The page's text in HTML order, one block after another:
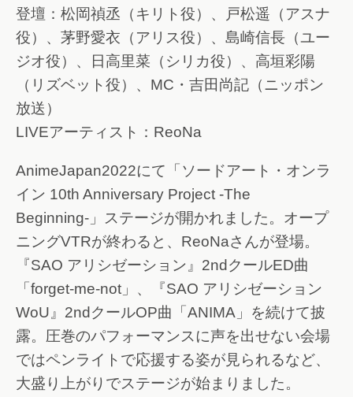
登壇：松岡禎丞（キリト役）、戸松遥（アスナ
役）、茅野愛衣（アリス役）、島崎信長（ユー
ジオ役）、日高里菜（シリカ役）、高垣彩陽
（リズベット役）、MC・吉田尚記（ニッポン
放送）
LIVEアーティスト：ReoNa
AnimeJapan2022にて「ソードアート・オンラ
イン 10th Anniversary Project -The
Beginning-」ステージが開かれました。オープ
ニングVTRが終わると、ReoNaさんが登場。
『SAO アリシゼーション』2ndクールED曲
「forget-me-not」、『SAO アリシゼーション
WoU』2ndクールOP曲「ANIMA」を続けて披
露。圧巻のパフォーマンスに声を出せない会場
ではペンライトで応援する姿が見られるなど、
大盛り上がりでステージが始まりました。